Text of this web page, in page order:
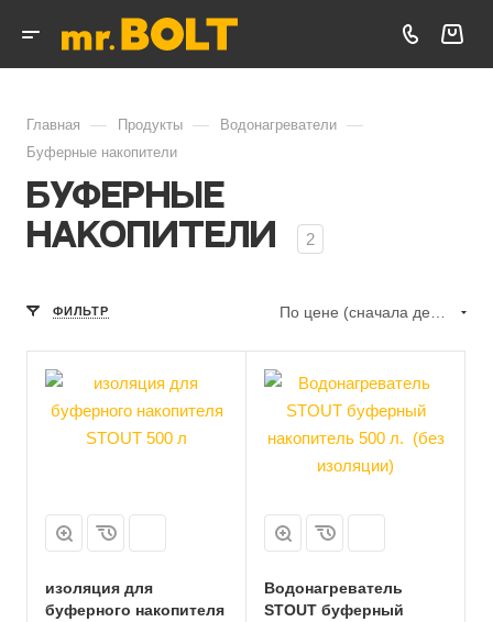
Главная — Продукты — Водонагреватели —
Буферные накопители
Буферные
накопители
2
ФИЛЬТР
изоляция для
буферного накопителя
Водонагреватель
STOUT буферный